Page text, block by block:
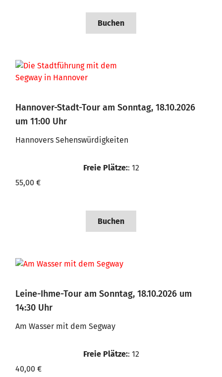
Buchen
Hannover-Stadt-Tour am Sonntag, 18.10.2026
um 11:00 Uhr
Hannovers Sehenswürdigkeiten
Freie Plätze:: 12
55,00 €
Buchen
Leine-Ihme-Tour am Sonntag, 18.10.2026 um
14:30 Uhr
Am Wasser mit dem Segway
Freie Plätze:: 12
40,00 €